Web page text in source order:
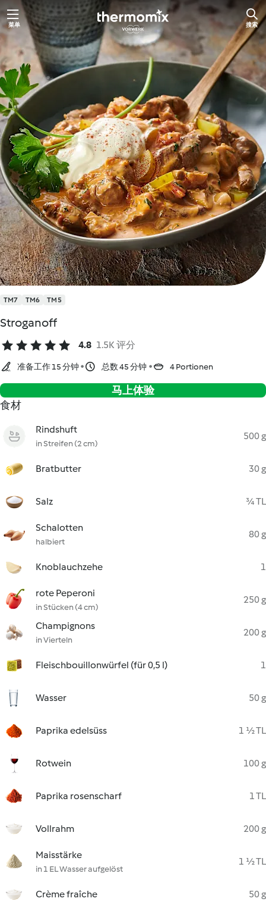
跳
至
内
容
菜单 搜索
TM7 TM6 TM5
Stroganoff
4.8 1.5K 评分
准备工作 15 分钟 总数 45 分钟 4 Portionen
马上体验
食材
Rindshuft
in Streifen (2 cm)
500 g
Bratbutter 30 g
Salz ¾ TL
Schalotten
halbiert
80 g
Knoblauchzehe 1
rote Peperoni
in Stücken (4 cm)
250 g
Champignons
in Vierteln
200 g
Fleischbouillonwürfel (für 0,5 l) 1
Wasser 50 g
Paprika edelsüss 1 ½ TL
Rotwein 100 g
Paprika rosenscharf 1 TL
Vollrahm 200 g
Maisstärke
in 1 EL Wasser aufgelöst
1 ½ TL
Crème fraîche 50 g